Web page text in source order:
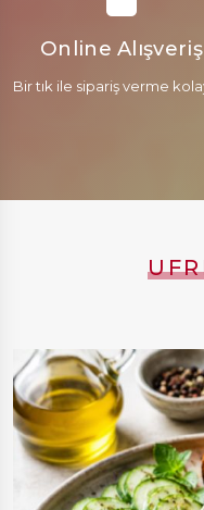
Online Alışveriş
Bir tık ile sipariş verme